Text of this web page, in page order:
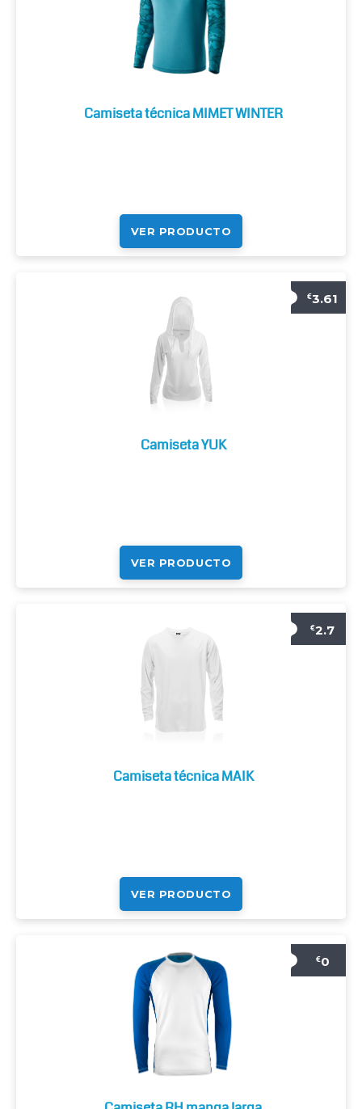
Camiseta técnica MIMET WINTER
VER PRODUCTO
€3.61
Camiseta YUK
VER PRODUCTO
€2.7
Camiseta técnica MAIK
VER PRODUCTO
€0